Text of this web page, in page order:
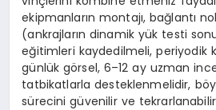
ekipmanların montajı, bağlantı
(ankrajların dinamik yük testi
eğitimleri kaydedilmeli, periyodik
günlük görsel, 6–12 ay uzman
tatbikatlarla desteklenmelidir,
sürecini güvenilir ve tekrarlanabilir